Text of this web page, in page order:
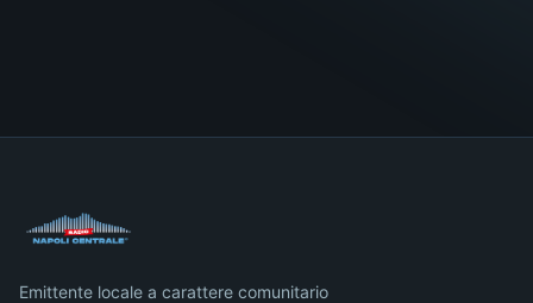
Emittente locale a carattere comunitario